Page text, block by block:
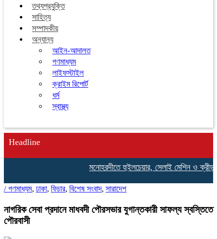
তথ্যপ্রযুক্তি
সাহিত্য
সম্পাদকীয়
অন্যান্য
আইন-আদালত
গণমাধ্যম
লাইফস্টাইল
ক্রাইম রিপোর্ট
ধর্ম
স্বাস্থ্য
Headline
মনোহরদীতে হুইলচেয়ার, সেলাই মেশিন ও ক্রীড়া
/ গণমাধ্যম, ঢাকা, ফিচার, বিশেষ সংবাদ, সারাদেশ
নাগরিক সেবা প্রদানে মাধবদী পৌরসভার যুগান্তকারী সাফল্য স্বস্তিতে
পৌরবাসী